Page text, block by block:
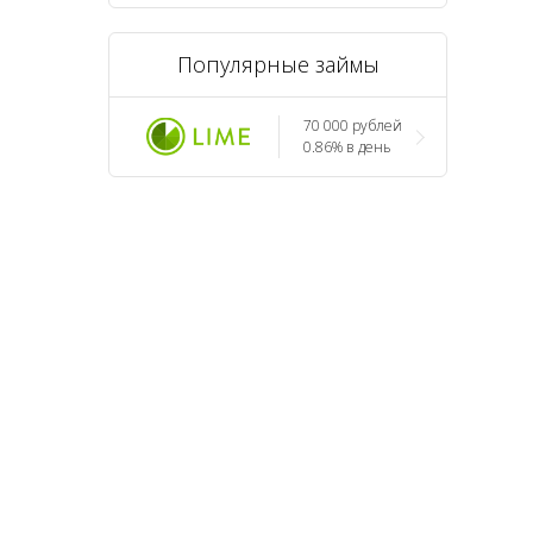
Популярные займы
70 000 рублей
0.86% в день